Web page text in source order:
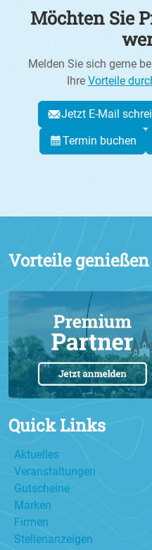
Möchten Sie
Melden Sie sich gerne
Ihre Vorteile
Jetzt E-Mail
Termin buchen
Vorteile
Quick Links
Aktuelles
Veranstaltungen
Gutscheine
Marken
Firmen
Stellenanzeigen